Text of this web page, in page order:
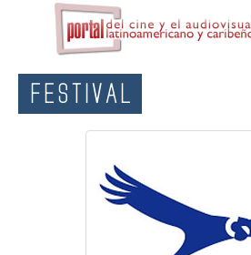
FESTIVAL